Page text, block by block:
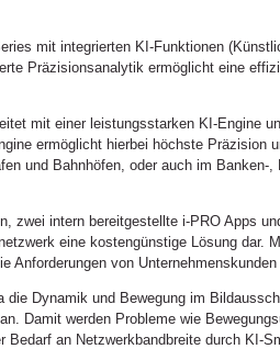
mit integrierten KI-Funktionen
Präzisionsanalytik ermöglicht eine
mit einer leistungsstarken KI-Engine
ermöglicht hierbei höchste Präzision
und Bahnhöfen, oder auch im Banken-
zwei intern bereitgestellte i-PRO Apps
eine kostengünstige Lösung dar.
von
Dynamik und Bewegung im
Damit werden Probleme wie
an Netzwerkbandbreite durch KI-